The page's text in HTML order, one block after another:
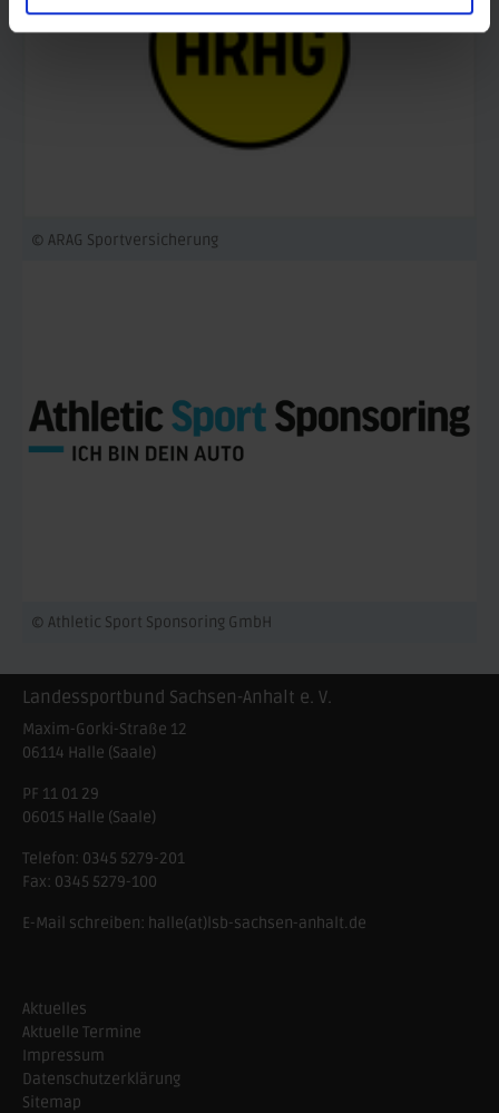
© ARAG Sportversicherung
© Athletic Sport Sponsoring GmbH
Landessportbund Sachsen-Anhalt e. V.
Maxim-Gorki-Straße 12
06114 Halle (Saale)
PF 11 01 29
06015 Halle (Saale)
Telefon: 0345 5279-201
Fax: 0345 5279-100
E-Mail schreiben: halle(at)lsb-sachsen-anhalt.de
Aktuelles
Aktuelle Termine
Impressum
Datenschutzerklärung
Sitemap